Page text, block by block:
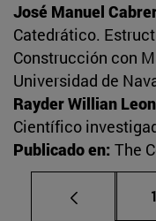
José Manuel
Catedrático.
Construcción con
Universidad de
Rayder Willian
Científico
Publicado en: The
1